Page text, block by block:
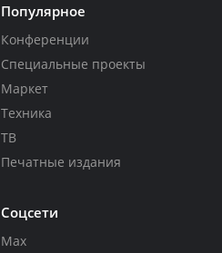
Популярное
Конференции
Специальные проекты
Маркет
Техника
ТВ
Печатные издания
Соцсети
Max